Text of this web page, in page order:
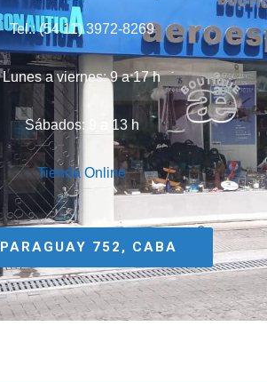
Tel.: (54 11) 3972-8269
Lunes a viernes: 9 a 17 h
Sábados: 9 a 13 h
Tienda Online
PARAGUAY 752, CABA